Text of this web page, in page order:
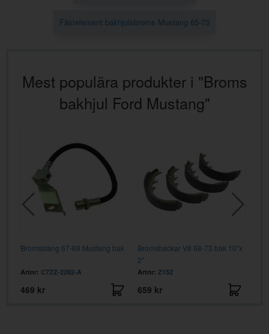
Fästelement bakhjulsbroms Mustang 65-73
Mest populära produkter i "Broms
bakhjul Ford Mustang"
Bromsslang 67-69 Mustang bak
Artnr: C7ZZ-2282-A
469 kr
Bromsbackar V8 68-73 bak 10"x
2"
Artnr: Z152
659 kr